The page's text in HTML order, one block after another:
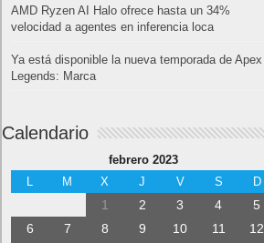
AMD Ryzen AI Halo ofrece hasta un 34%
velocidad a agentes en inferencia loca
Ya está disponible la nueva temporada de Apex
Legends: Marca
Calendario
febrero 2023
L
M X J V S D
1 2 3 4
5
6
7 8 9 10 11
12